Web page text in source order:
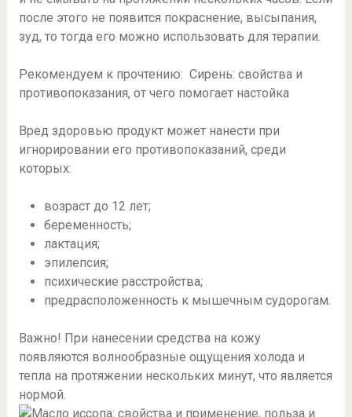
после этого не появится покраснение, высыпания,
зуд, то тогда его можно использовать для терапии.
Рекомендуем к прочтению: Сирень: свойства и
противопоказания, от чего помогает настойка
Вред здоровью продукт может нанести при
игнорировании его противопоказаний, среди
которых:
возраст до 12 лет;
беременность;
лактация;
эпилепсия;
психические расстройства;
предрасположенность к мышечным судорогам.
Важно! При нанесении средства на кожу
появляются волнообразные ощущения холода и
тепла на протяжении нескольких минут, что является
нормой.